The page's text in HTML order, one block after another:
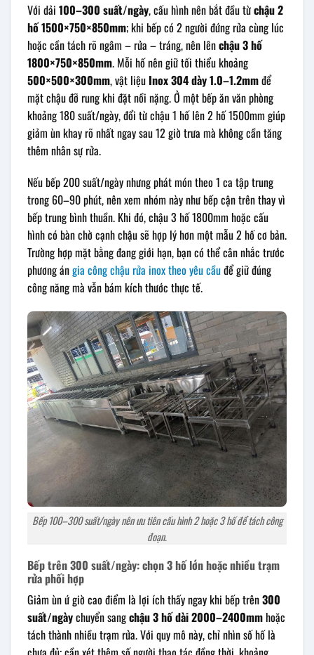
Với dải 100–300 suất/ngày, cấu hình nên bắt đầu từchậu 2
hố 1500×750×850mm; khi bếp có 2 người đứng rửa cùng lúc
hoặc cần tách rõ ngâm – rửa – tráng, nên lênchậu 3 hố
1800×750×850mm. Mỗi hố nên giữ tối thiểu khoảng
500×500×300mm, vật liệu Inox 304 dày 1.0–1.2mmđể
mặt chậu đỡ rung khi đặt nồi nặng. Ở một bếp ăn văn phòng
khoảng 180 suất/ngày, đổi từ chậu 1 hố lên 2 hố 1500mm giúp
giảm ùn khay rõ nhất ngay sau 12 giờ trưa mà không cần tăng
thêm nhân sự rửa.
Nếu bếp 200 suất/ngày nhưng phát món theo 1 ca tập trung
trong 60–90 phút, nên xem nhóm này như bếp cận trên thay vì
bếp trung bình thuần. Khi đó, chậu 3 hố 1800mm hoặc cấu
hình có bàn chờ cạnh chậu sẽ hợp lý hơn một mẫu 2 hố cơ bản.
Trường hợp mặt bằng đang giới hạn, bạn có thể cân nhắc trước
phương ángia công chậu rửa inox theo yêu cầuđể giữ đúng
công năng mà vẫn bám kích thước thực tế.
Bếp 100–300 suất/ngày nên ưu tiên cấu hình 2 hoặc 3 hố để tách công
đoạn.
Bếp trên 300 suất/ngày: chọn 3 hố lớn hoặc nhiều trạm
rửa phối hợp
Giảm ùn ứ giờ cao điểm là lợi ích thấy ngay khi bếp trên300
suất/ngàychuyển sangchậu 3 hố dài 2000–2400mm hoặc
tách thành nhiều trạm rửa. Với quy mô này, chỉ nhìn số hố là